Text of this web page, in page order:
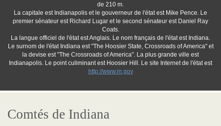
de 210 m.
La capitale est Indianapolis et le gouverneur de l'état est Mike Pence. Le
premier sénateur est Richard Lugar et le second sénateur est Daniel Ray
Coats.
La langue officiel de l'état est Anglais. Le nom français de l'état est Indiana.
Le surnom de l'état Indiana est "The Hoosier State, Crossroads of America" et
la devise est "The Crossroads of America". La plus grande ville est
Indianapolis. Le point culiminant est Hoosier Hill. Le site Internet de l'état est
http://www.in.gov
Comtés de Indiana